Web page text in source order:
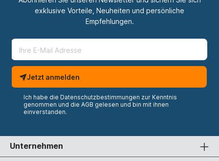
exklusive Vorteile, Neuheiten und persönliche
Empfehlungen.
Jetzt anmelden
Ich habe die Datenschutzbestimmungen zur Kenntnis
genommen und die AGB gelesen und bin mit ihnen
einverstanden.
Unternehmen